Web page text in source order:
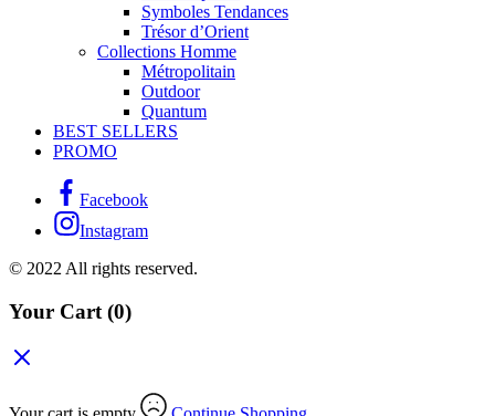
Symboles Tendances
Trésor d’Orient
Collections Homme
Métropolitain
Outdoor
Quantum
BEST SELLERS
PROMO
Facebook
Instagram
© 2022 All rights reserved.
Your Cart (0)